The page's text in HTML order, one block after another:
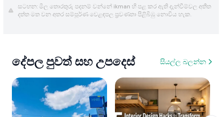
සටහන: මිල තොරතුරු පදනම් වන්නේ ikman හි පළ කර ඇති දැන්වීම්වල අතීත
දත්ත මත වන අතර සම්පූර්ණ වෙළඳපල ප්‍රවණතා පිළිබිඹු නොවිය හැක.
දේපල පුවත් සහ උපදෙස් සියල්ල බලන්න